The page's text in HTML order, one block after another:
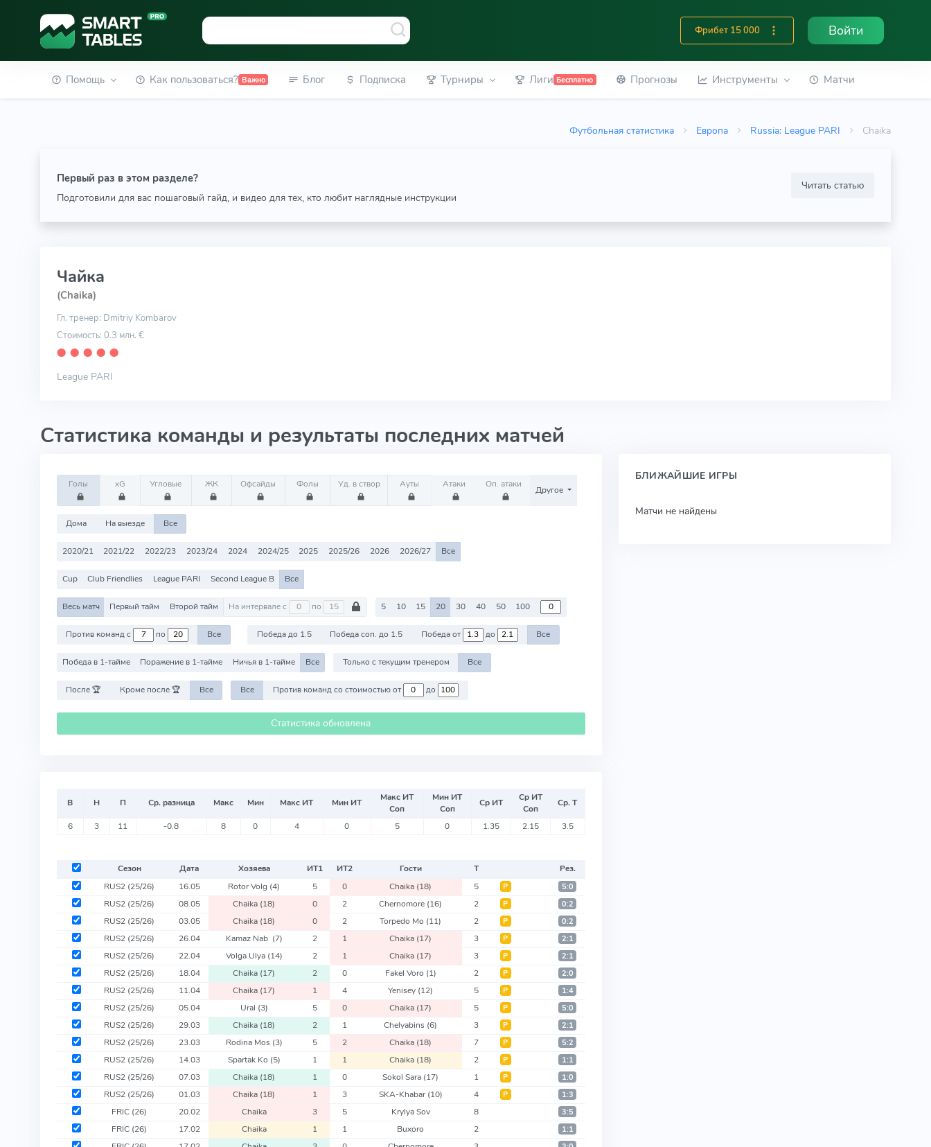
Фрибет 15 000 Войти
Помощь Как пользоваться? Важно Блог Подписка Турниры Лиги Бесплатно Прогнозы Инструменты Матчи
Футбольная статистика Европа Russia: League PARI Chaika
Первый раз в этом разделе?
Подготовили для вас пошаговый гайд, и видео для тех, кто любит наглядные инструкции
Читать статью
Чайка
(Chaika)
Гл. тренер: Dmitriy Kombarov
Стоимость: 0.3 млн. €
⬤ ⬤ ⬤ ⬤ ⬤
League PARI
Статистика команды и результаты последних матчей
Голы xG Угловые ЖК Офсайды Фолы Уд. в створ Ауты Атаки Оп. атаки
Другое
Дома На выезде Все
2020/21 2021/22 2022/23 2023/24 2024 2024/25 2025 2025/26 2026 2026/27 Все
Cup Club Friendlies League PARI Second League B Все
Весь матч Первый тайм Второй тайм На интервале с по 5 10 15 20 30 40 50 100
Против команд с по Все Победа до 1.5 Победа соп. до 1.5 Победа от до Все
Победа в 1-тайме Поражение в 1-тайме Ничья в 1-тайме Все Только с текущим тренером Все
После 🏆 Кроме после 🏆 Все Все Против команд со стоимостью от до
Статистика обновлена
В Н П Ср. разница Макс Мин Макс ИТ Мин ИТ
Макс ИТ
Соп
Мин ИТ
Соп
Ср ИТ
Ср ИТ
Соп
Ср. Т
6 3 11 -0.8 8 0 4 0 5 0 1.35 2.15 3.5
Сезон Дата Хозяева ИТ1 ИТ2 Гости Т
Рез.
RUS2 (25/26) 16.05 Rotor Volg (4) 5 0 Chaika (18) 5 Р 5:0
RUS2 (25/26) 08.05 Chaika (18) 0 2 Chernomore (16) 2 Р 0:2
RUS2 (25/26) 03.05 Chaika (18) 0 2 Torpedo Mo (11) 2 Р 0:2
RUS2 (25/26) 26.04 Kamaz Nab (7) 2 1 Chaika (17) 3 Р 2:1
RUS2 (25/26) 22.04 Volga Ulya (14) 2 1 Chaika (17) 3 Р 2:1
RUS2 (25/26) 18.04 Chaika (17) 2 0 Fakel Voro (1) 2 Р 2:0
RUS2 (25/26) 11.04 Chaika (17) 1 4 Yenisey (12) 5 Р 1:4
RUS2 (25/26) 05.04 Ural (3) 5 0 Chaika (17) 5 Р 5:0
RUS2 (25/26) 29.03 Chaika (18) 2 1 Chelyabins (6) 3 Р 2:1
RUS2 (25/26) 23.03 Rodina Mos (3) 5 2 Chaika (18) 7 Р 5:2
RUS2 (25/26) 14.03 Spartak Ko (5) 1 1 Chaika (18) 2 Р 1:1
RUS2 (25/26) 07.03 Chaika (18) 1 0 Sokol Sara (17) 1 Р 1:0
RUS2 (25/26) 01.03 Chaika (18) 1 3 SKA-Khabar(10) 4 Р 1:3
FRIC (26) 20.02 Chaika 3 5 Krylya Sov 8 3:5
FRIC (26) 17.02 Chaika 1 1 Buxoro 2 1:1
БЛИЖАЙШИЕ ИГРЫ
Матчи не найдены